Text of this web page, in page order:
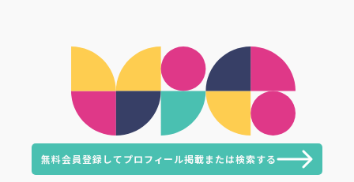
無料会員登録してプロフィール掲載または検索する